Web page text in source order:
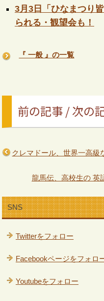
3月3日「ひなまつり
られる・観望会も！
『 一般 』の一覧
前の記事 / 次の
クレマドール、世界一高級
龍馬伝、高校生の 英
SNS
Twitterをフォロー
Facebookページをフォロ
Youtubeをフォロー